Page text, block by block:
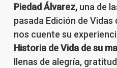
Piedad Álvarez,una de
pasada Edición de
nos cuente su
Historia de Vida de su
llenas de alegría,